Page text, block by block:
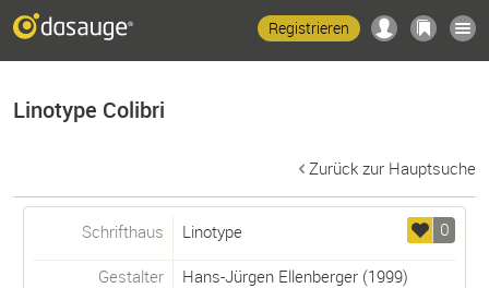
Registrieren
Linotype Colibri
Zurück zur Hauptsuche
0
Schrifthaus Linotype
Gestalter Hans-Jürgen Ellenberger(1999)